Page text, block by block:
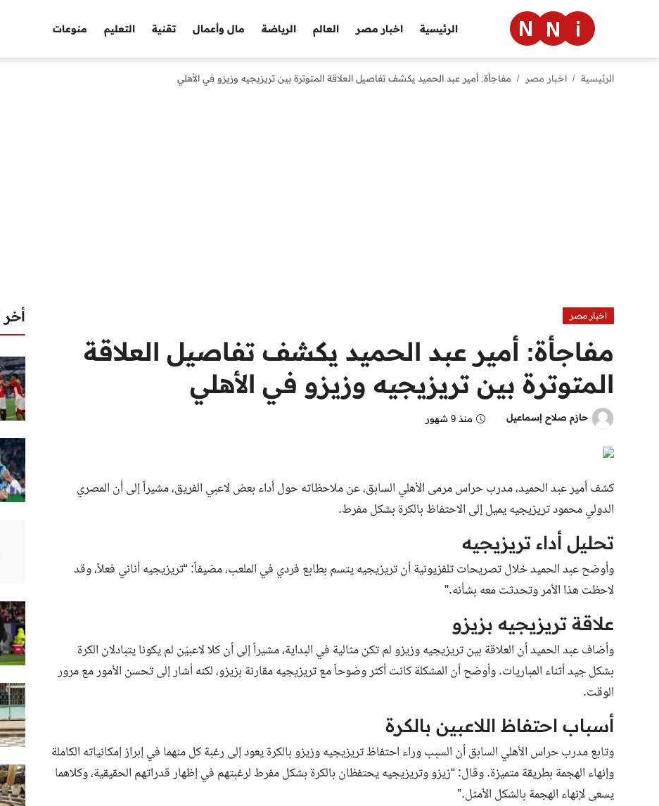
الرئيسية اخبار مصر العالم الرياضة مال وأعمال تقنية التعليم منوعات
منوعات
الرئيسية اخبار مصر مفاجأة: أمير عبد الحميد يكشف تفاصيل العلاقة المتوترة بين تريزيجيه وزيزو في الأهلي
اخبار مصر
مفاجأة: أمير عبد الحميد يكشف تفاصيل العلاقة
المتوترة بين تريزيجيه وزيزو في الأهلي
حازم صلاح إسماعيل منذ 9 شهور
كشف أمير عبد الحميد، مدرب حراس مرمى الأهلي السابق، عن ملاحظاته حول أداء بعض لاعبي الفريق، مشيراً إلى أن المصري
الدولي محمود تريزيجيه يميل إلى الاحتفاظ بالكرة بشكل مفرط.
تحليل أداء تريزيجيه
وأوضح عبد الحميد خلال تصريحات تلفزيونية أن تريزيجيه يتسم بطابع فردي في الملعب، مضيفاً: “تريزيجيه أناني فعلاً، وقد
لاحظت هذا الأمر وتحدثت معه بشأنه.”
علاقة تريزيجيه بزيزو
وأضاف عبد الحميد أن العلاقة بين تريزيجيه وزيزو لم تكن مثالية في البداية، مشيراً إلى أن كلا لاعبيْن لم يكونا يتبادلان الكرة
بشكل جيد أثناء المباريات. وأوضح أن المشكلة كانت أكثر وضوحاً مع تريزيجيه مقارنة بزيزو، لكنه أشار إلى تحسن الأمور مع مرور
الوقت.
أسباب احتفاظ اللاعبين بالكرة
وتابع مدرب حراس الأهلي السابق أن السبب وراء احتفاظ تريزيجيه وزيزو بالكرة يعود إلى رغبة كل منهما في إبراز إمكانياته الكاملة
وإنهاء الهجمة بطريقة متميزة. وقال: “زيزو وتريزيجيه يحتفظان بالكرة بشكل مفرط لرغبتهم في إظهار قدراتهم الحقيقية، وكلاهما
يسعى لإنهاء الهجمة بالشكل الأمثل.”
أخر